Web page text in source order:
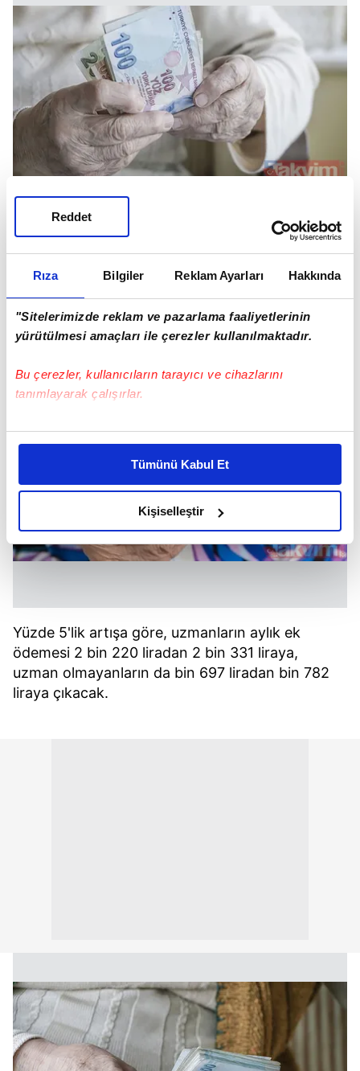
Rıza Bilgiler Reklam Ayarları Hakkında
"Sitelerimizde reklam ve pazarlama faaliyetlerinin
yürütülmesi amaçları ile çerezler kullanılmaktadır.
Bu çerezler, kullanıcıların tarayıcı ve cihazlarını
tanımlayarak çalışırlar.
Bu çerezlere izin vermeniz halinde sizlere özel
daha iyi reklam deneyimi yaşatabiliriz. Bunu yaparken
amacımızın size daha iyi bir reklam deneyimi sunmak
olduğunu ve sizlere en iyi içerikleri sunabilmek adına
elimizden gelen çabayı gösterdiğimizi ve bu noktada,
reklamların maliyetlerimizi karşılamak noktasında tek gelir
Her halükârda, kullanıcılar, bu çerezlere izin vermedikleri
takdirde, kullanıcılara hedefli reklamlar
gösterilmeyecektir."
Sizlere daha iyi bir hizmet sunabilmek için İnternet
Sitemizde kendimize ve üçüncü kişilere ait çerezler
hazırlanmış Aydınlatma Metnimizi okumak ve sitemizde
ilgili mevzuata uygun olarak kullanılan çerezlerle ilgili bilgi
almak için lütfentıklayınız.
Tümünü Kabul Et
Kişiselleştir
Reddet
Emekli Sandığı kapsamındaki emekli doktor ve
diş hekimlerine Ocak'ta başlayan ek ödeme
artacak.
Yüzde 5'lik artışa göre, uzmanların aylık ek
ödemesi 2 bin 220 liradan 2 bin 331 liraya,
uzman olmayanların da bin 697 liradan bin 782
liraya çıkacak.